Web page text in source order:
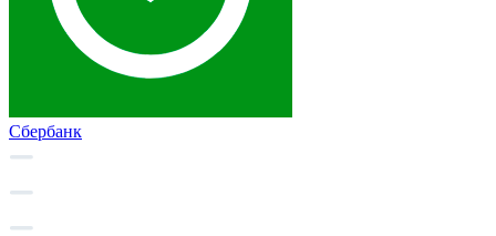
Сбербанк